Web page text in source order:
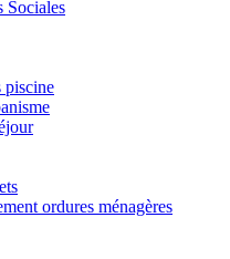
Sociales
piscine
ordures ménagères